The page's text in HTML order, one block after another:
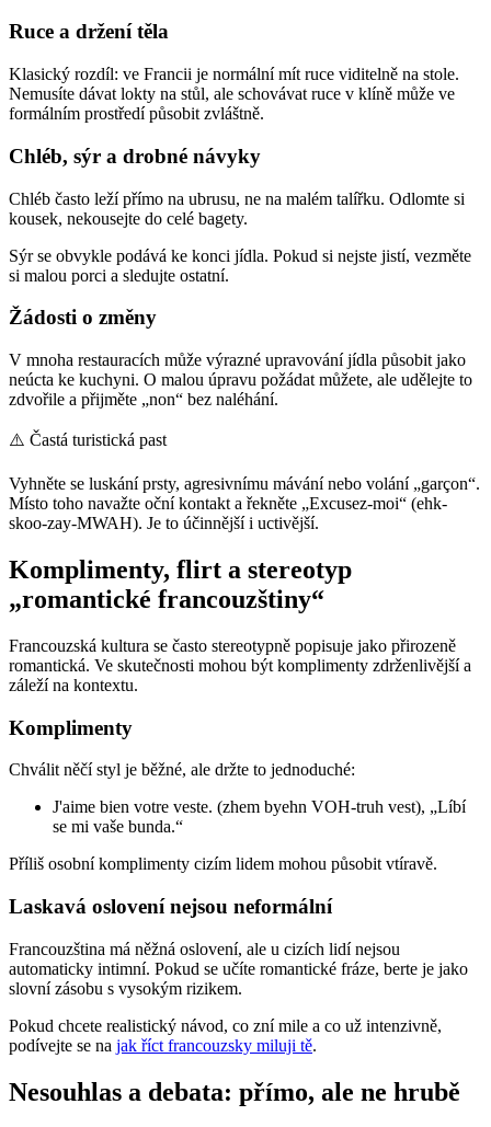
Ruce a držení těla
Klasický rozdíl: ve Francii je normální mít ruce viditelně na stole.
Nemusíte dávat lokty na stůl, ale schovávat ruce v klíně může ve
formálním prostředí působit zvláštně.
Chléb, sýr a drobné návyky
Chléb často leží přímo na ubrusu, ne na malém talířku. Odlomte si
kousek, nekousejte do celé bagety.
Sýr se obvykle podává ke konci jídla. Pokud si nejste jistí, vezměte
si malou porci a sledujte ostatní.
Žádosti o změny
V mnoha restauracích může výrazné upravování jídla působit jako
neúcta ke kuchyni. O malou úpravu požádat můžete, ale udělejte to
zdvořile a přijměte „non“ bez naléhání.
⚠️ Častá turistická past
Vyhněte se luskání prsty, agresivnímu mávání nebo volání „garçon“.
Místo toho navažte oční kontakt a řekněte „Excusez-moi“ (ehk-
skoo-zay-MWAH). Je to účinnější i uctivější.
Komplimenty, flirt a stereotyp
„romantické francouzštiny“
Francouzská kultura se často stereotypně popisuje jako přirozeně
romantická. Ve skutečnosti mohou být komplimenty zdrženlivější a
záleží na kontextu.
Komplimenty
Chválit něčí styl je běžné, ale držte to jednoduché:
J'aime bien votre veste. (zhem byehn VOH-truh vest), „Líbí
se mi vaše bunda.“
Příliš osobní komplimenty cizím lidem mohou působit vtíravě.
Laskavá oslovení nejsou neformální
Francouzština má něžná oslovení, ale u cizích lidí nejsou
automaticky intimní. Pokud se učíte romantické fráze, berte je jako
slovní zásobu s vysokým rizikem.
Pokud chcete realistický návod, co zní mile a co už intenzivně,
podívejte se na jak říct francouzsky miluji tě.
Nesouhlas a debata: přímo, ale ne hrubě